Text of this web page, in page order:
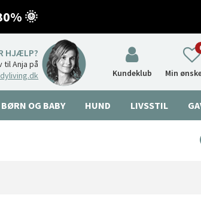
🌞
HJÆLP?
til Anja på
Kundeklub Min
BØRN OG BABY HUND LIVSSTIL